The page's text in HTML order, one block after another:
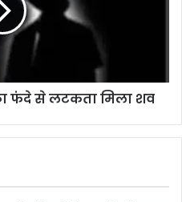
फंदे से लटकता मिला शव